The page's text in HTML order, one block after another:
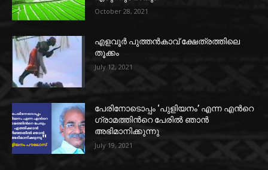
October 28, 2021
എളവൂർ പുത്തൻകാവ് ക്ഷേത്രത്തിലെ
തൂക്കം
July 12, 2021
പേരിനോടൊപ്പം ‘പുളിയനം’ എന്ന എൻറെ
ഗ്രാമത്തിൻറെ പേരിൽ ഞാൻ
അഭിമാനിക്കുന്നു
July 19, 2021